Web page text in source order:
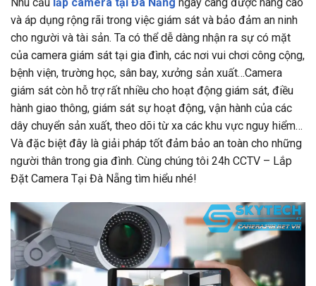
và áp dụng rộng rãi trong việc giám sát và bảo đảm an ninh
cho người và tài sản. Ta có thể dễ dàng nhận ra sự có mặt
của camera giám sát tại gia đình, các nơi vui chơi công cộng,
bệnh viện, trường học, sân bay, xưởng sản xuất…Camera
giám sát còn hỗ trợ rất nhiều cho hoạt động giám sát, điều
hành giao thông, giám sát sự hoạt động, vận hành của các
dây chuyển sản xuất, theo dõi từ xa các khu vực nguy hiểm…
Và đặc biệt đây là giải pháp tốt đảm bảo an toàn cho những
người thân trong gia đình. Cùng chúng tôi 24h CCTV – Lắp
Đặt Camera Tại Đà Nẵng tìm hiểu nhé!